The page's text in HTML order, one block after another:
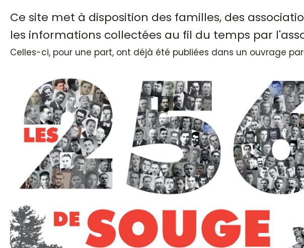
Ce site met à disposition des familles, des
les informations collectées au fil du temps par
Celles-ci, pour une part, ont déjà été publiées dans un ouvrage